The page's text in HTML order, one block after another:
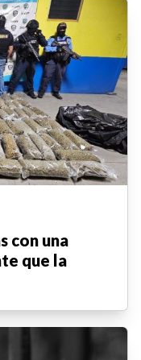
con una
que la